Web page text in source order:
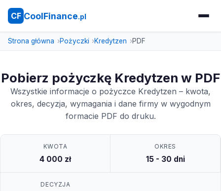
CF CoolFinance.pl
Strona główna Pożyczki Kredytzen PDF
Pobierz pożyczkę Kredytzen w PDF
Wszystkie informacje o pożyczce Kredytzen – kwota,
okres, decyzja, wymagania i dane firmy w wygodnym
formacie PDF do druku.
KWOTA
4 000 zł
OKRES
15 - 30 dni
DECYZJA